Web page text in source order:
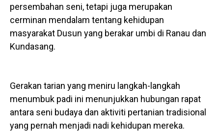
persembahan seni, tetapi juga merupakan
cerminan mendalam tentang kehidupan
masyarakat Dusun yang berakar umbi di Ranau dan
Kundasang.
Gerakan tarian yang meniru langkah-langkah
menumbuk padi ini menunjukkan hubungan rapat
antara seni budaya dan aktiviti pertanian tradisional
yang pernah menjadi nadi kehidupan mereka.